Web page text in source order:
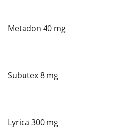
Metadon 40 mg
Subutex 8 mg
Lyrica 300 mg